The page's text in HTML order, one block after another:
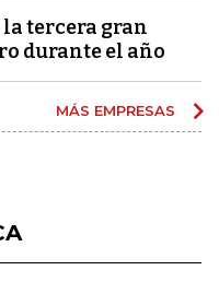
la tercera gran
durante el año
MÁS EMPRESAS